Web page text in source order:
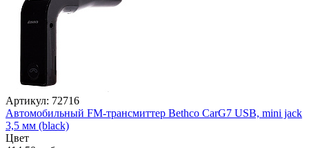
Артикул: 72716
Автомобильный FM-трансмиттер Bethco CarG7 USB, mini jack
3,5 мм (black)
Цвет